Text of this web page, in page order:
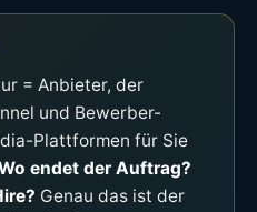
= Anbieter, der
und Bewerber-
Plattformen für Sie
endet der Auftrag?
Genau das ist der